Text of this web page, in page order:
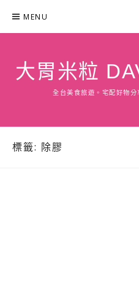
content
MENU
大胃米粒
全台美食旅遊。宅配好物分
標籤: 除膠